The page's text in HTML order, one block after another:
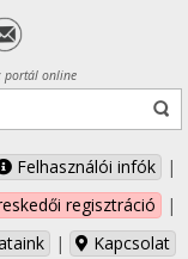
portál online
Felhasználói infók
|
regisztráció
|
| Kapcsolat